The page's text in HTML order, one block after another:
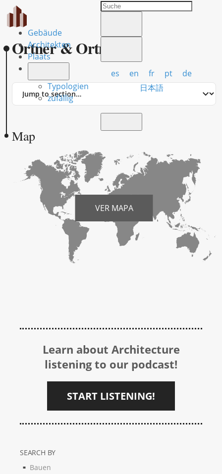
Gebäude
Architekten
Plaats
Typologien
zufällig
es en fr pt
de
日本語
Ortner & Ortner
Jump
Map
VER MAPA
Learn about Architecture
listening to our podcast!
START LISTENING!
SEARCH BY
Bauen